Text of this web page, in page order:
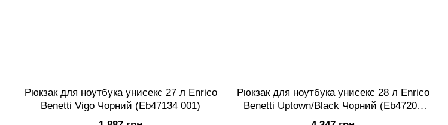
Рюкзак для ноутбука унисекс 27 л Enrico
Benetti Vigo Чорний (Eb47134 001)
Рюкзак для ноутбука унисекс 28 л Enrico
Benetti Uptown/Black Чорний (Eb47203
001)